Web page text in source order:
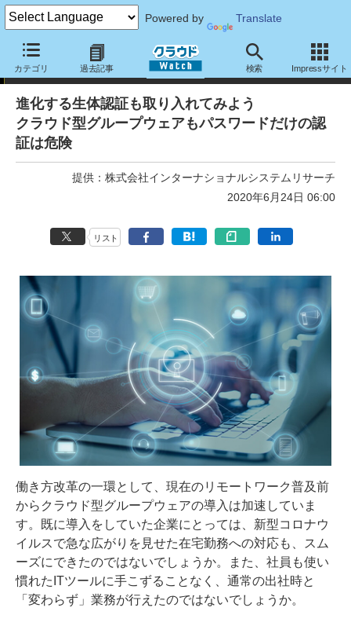
Powered by Translate
カテゴリ 過去記事 検索 Impressサイト
トピック
進化する生体認証も取り入れてみよう
クラウド型グループウェアもパスワードだけの認
証は危険
提供：株式会社インターナショナルシステムリサーチ
2020年6月24日 06:00
リスト
働き方改革の一環として、現在のリモートワーク普及前
からクラウド型グループウェアの導入は加速していま
す。既に導入をしていた企業にとっては、新型コロナウ
イルスで急な広がりを見せた在宅勤務への対応も、スム
ーズにできたのではないでしょうか。また、社員も使い
慣れたITツールに手こずることなく、通常の出社時と
「変わらず」業務が行えたのではないでしょうか。